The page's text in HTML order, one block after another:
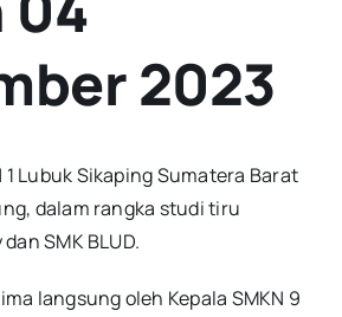
2023
1 Lubuk Sikaping Sumatera Barat
dalam rangka studi tiru
SMK BLUD.
langsung oleh Kepala SMKN 9